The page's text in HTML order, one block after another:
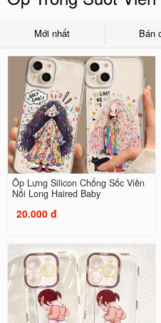
Mới nhất Bán
Ốp Lưng Silicon Chống Sốc Viền
Nổi Long Haired Baby
20.000 đ